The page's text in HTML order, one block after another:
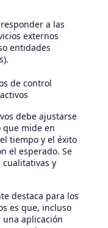
a las
externos
entidades
de control
debe ajustarse
mide en
tiempo y el éxito
el esperado. Se
y
destaca para los
es que, incluso
una aplicación